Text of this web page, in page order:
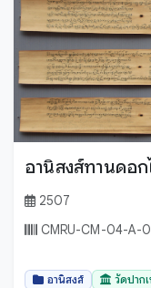
อานิสงส์ทานดอ
2507
CMRU-CM-04-A-
อานิสงส์
วัดปาก